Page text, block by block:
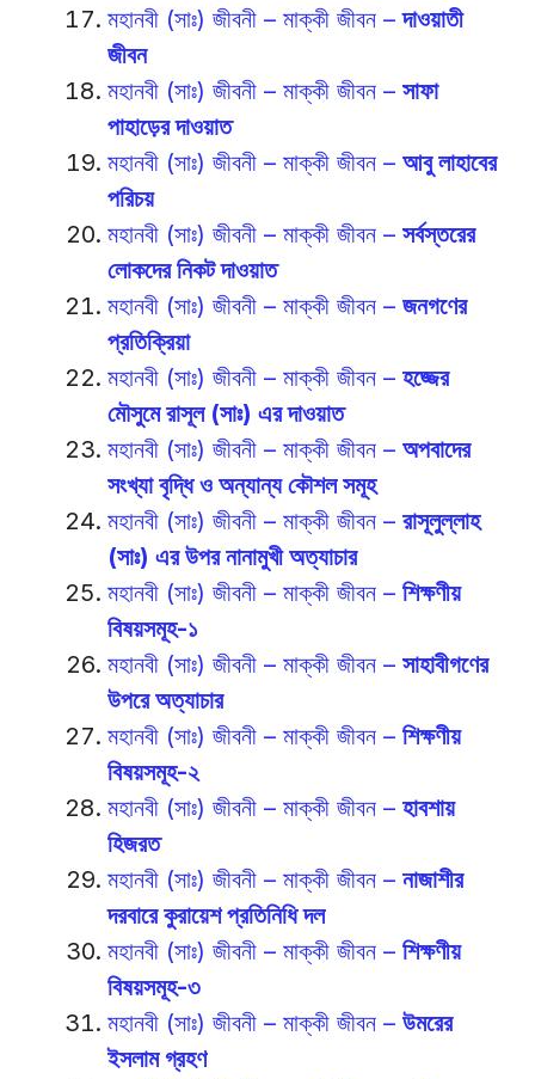
মহানবী (সাঃ) জীবনী – মাক্কী জীবন –দাওয়াতী
জীবন
মহানবী (সাঃ) জীবনী – মাক্কী জীবন – সাফা
পাহাড়ের দাওয়াত
মহানবী (সাঃ) জীবনী – মাক্কী জীবন – আবু লাহাবের
পরিচয়
মহানবী (সাঃ) জীবনী – মাক্কী জীবন – সর্বস্তরের
লোকদের নিকট দাওয়াত
মহানবী (সাঃ) জীবনী – মাক্কী জীবন – জনগণের
প্রতিক্রিয়া
মহানবী (সাঃ) জীবনী – মাক্কী জীবন – হজ্জের
মৌসুমে রাসূল (সাঃ) এর দাওয়াত
মহানবী (সাঃ) জীবনী – মাক্কী জীবন – অপবাদের
সংখ্যা বৃদ্ধি ও অন্যান্য কৌশল সমূহ
মহানবী (সাঃ) জীবনী – মাক্কী জীবন – রাসূলুল্লাহ
(সাঃ) এর উপর নানামুখী অত্যাচার
মহানবী (সাঃ) জীবনী – মাক্কী জীবন – শিক্ষণীয়
বিষয়সমূহ-১
মহানবী (সাঃ) জীবনী – মাক্কী জীবন – সাহাবীগণের
উপরে অত্যাচার
মহানবী (সাঃ) জীবনী – মাক্কী জীবন – শিক্ষণীয়
বিষয়সমূহ-২
মহানবী (সাঃ) জীবনী – মাক্কী জীবন – হাবশায়
হিজরত
মহানবী (সাঃ) জীবনী – মাক্কী জীবন – নাজাশীর
দরবারে কুরায়েশ প্রতিনিধি দল
মহানবী (সাঃ) জীবনী – মাক্কী জীবন – শিক্ষণীয়
বিষয়সমূহ-৩
মহানবী (সাঃ) জীবনী – মাক্কী জীবন – উমরের
ইসলাম গ্রহণ